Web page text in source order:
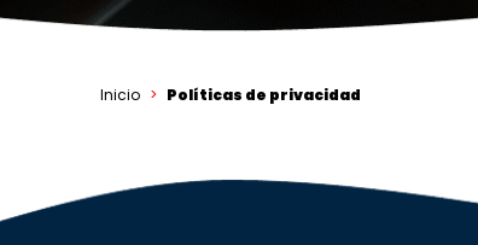
Inicio Políticas de privacidad